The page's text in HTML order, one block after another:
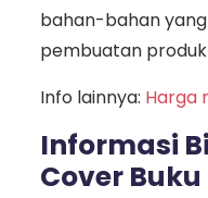
bahan-bahan
pembuatan
Info lainnya: Harga
Informasi
Cover